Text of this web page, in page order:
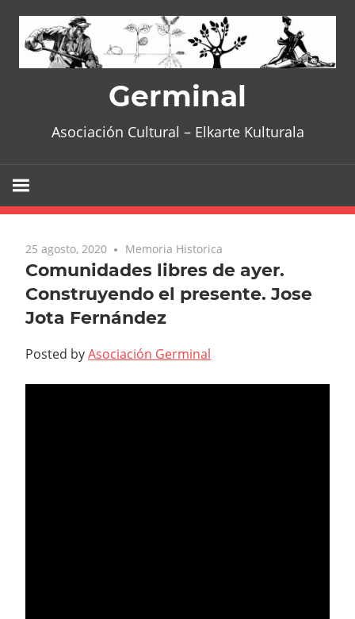
content
Germinal
Asociación Cultural – Elkarte Kulturala
25 agosto, 2020 Memoria Historica
Comunidades libres de ayer.
Construyendo el presente. Jose
Jota Fernández
Posted byAsociación Germinal